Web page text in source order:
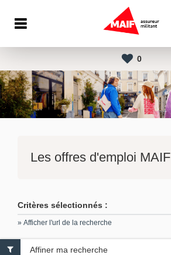
0
Les offres d'emploi MAIF
Critères sélectionnés :
» Afficher l'url de la recherche
Affiner ma recherche